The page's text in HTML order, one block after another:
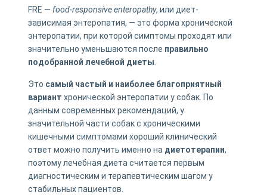
FRE — food-responsive enteropathy, или диет-
зависимая энтеропатия, — это форма хронической
энтеропатии, при которой симптомы проходят или
значительно уменьшаются после правильно
подобранной лечебной диеты
Это самый частый и наиболее благоприятный
вариант хронической энтеропатии у собак. По
данным современных рекомендаций, у
значительной части собак с хроническими
кишечными симптомами хороший клинический
ответ можно получить именно на диетотерапии,
поэтому лечебная диета считается первым
диагностическим и терапевтическим шагом у
стабильных пациентов.